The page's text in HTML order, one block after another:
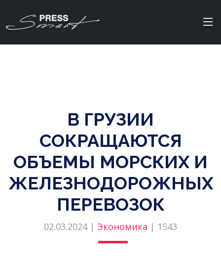
В ГРУЗИИ
СОКРАЩАЮТСЯ
ОБЪЕМЫ МОРСКИХ И
ЖЕЛЕЗНОДОРОЖНЫХ
ПЕРЕВОЗОК
02.03.2024 | Экономика | 1543